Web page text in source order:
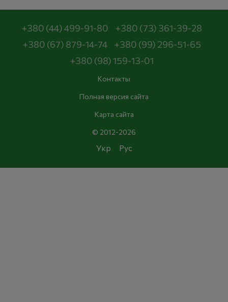
+380 (44) 499-91-80
+380 (73) 361-39-28
+380 (67) 879-14-74
+380 (99) 296-51-65
+380 (98) 159-13-01
Контакты
Полная версия сайта
Карта сайта
© 2012-2026
Укр Рус